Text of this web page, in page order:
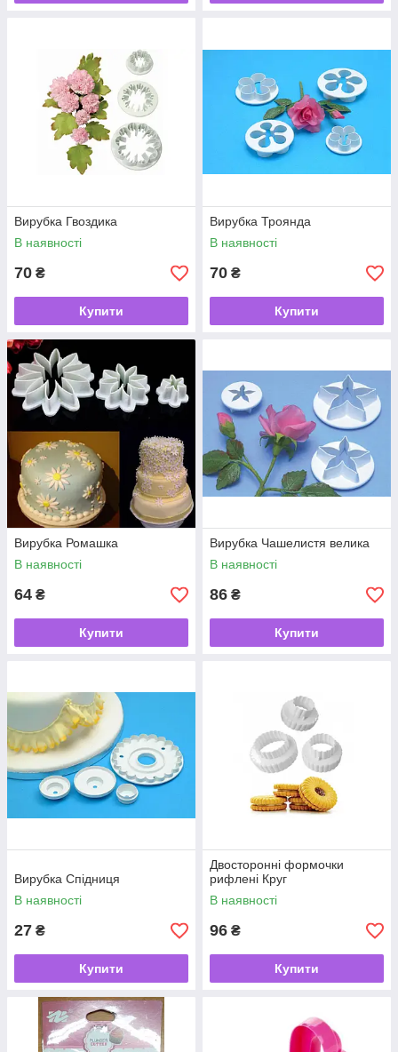
Вирубка Гвоздика
В наявності
70 ₴
Купити
Вирубка Троянда
В наявності
70 ₴
Купити
Вирубка Ромашка
В наявності
64 ₴
Купити
Вирубка Чашелистя велика
В наявності
86 ₴
Купити
Вирубка Спідниця
В наявності
27 ₴
Купити
Двосторонні формочки
рифлені Круг
В наявності
96 ₴
Купити